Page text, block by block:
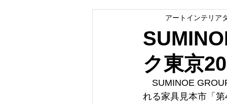
ク東京
アートインテリア
SUMINOE
れる家具見本市「